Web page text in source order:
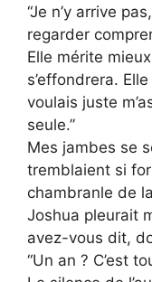
“Je n’y arrive
regarder
Elle mérite
s’effondrera.
voulais juste
seule.”
Mes jambes se
tremblaient si
chambranle de
Joshua pleurait
avez-vous dit,
“Un an ? C’est